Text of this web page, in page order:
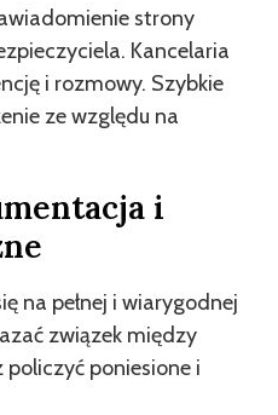
strony
Kancelaria
i rozmowy. Szybkie
ze względu na
i
na pełnej i wiarygodnej
związek między
poniesione i